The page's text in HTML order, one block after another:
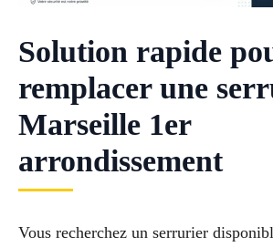
Solution rapide
remplacer une
Marseille 1er
arrondissement
Vous recherchez un serrurier